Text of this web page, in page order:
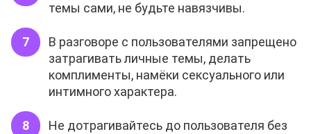
темы сами, не будьте навязчивы.
В разговоре с пользователями запрещено
затрагивать личные темы, делать
комплименты, намёки сексуального или
интимного характера.
Не дотрагивайтесь до пользователя без